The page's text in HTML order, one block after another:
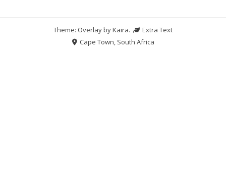
Theme: Overlay byKaira.
Extra Text
Cape Town, South Africa